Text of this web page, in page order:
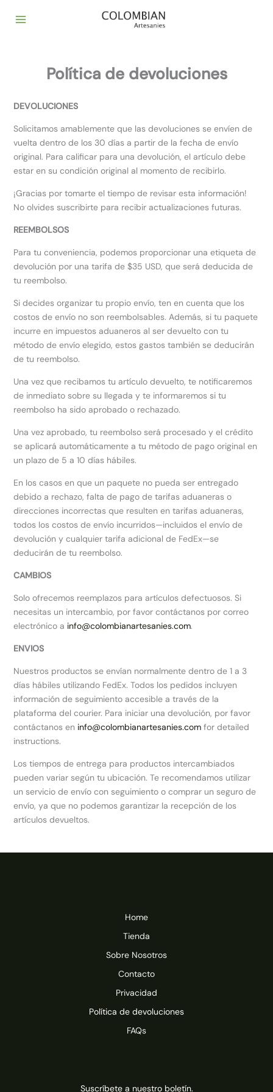
Política de devoluciones
DEVOLUCIONES
Solicitamos amablemente que las devoluciones se envíen de
vuelta dentro de los 30 días a partir de la fecha de envío
original. Para calificar para una devolución, el artículo debe
estar en su condición original al momento de recibirlo.
¡Gracias por tomarte el tiempo de revisar esta información!
No olvides suscribirte para recibir actualizaciones futuras.
REEMBOLSOS
Para tu conveniencia, podemos proporcionar una etiqueta de
devolución por una tarifa de $35 USD, que será deducida de
tu reembolso.
Si decides organizar tu propio envío, ten en cuenta que los
costos de envío no son reembolsables. Además, si tu paquete
incurre en impuestos aduaneros al ser devuelto con tu
método de envío elegido, estos gastos también se deducirán
de tu reembolso.
Una vez que recibamos tu artículo devuelto, te notificaremos
de inmediato sobre su llegada y te informaremos si tu
reembolso ha sido aprobado o rechazado.
Una vez aprobado, tu reembolso será procesado y el crédito
se aplicará automáticamente a tu método de pago original en
un plazo de 5 a 10 días hábiles.
En los casos en que un paquete no pueda ser entregado
debido a rechazo, falta de pago de tarifas aduaneras o
direcciones incorrectas que resulten en tarifas aduaneras,
todos los costos de envío incurridos—incluidos el envío de
devolución y cualquier tarifa adicional de FedEx—se
deducirán de tu reembolso.
CAMBIOS
Solo ofrecemos reemplazos para artículos defectuosos. Si
necesitas un intercambio, por favor contáctanos por correo
electrónico a info@colombianartesanies.com.
ENVIOS
Nuestros productos se envían normalmente dentro de 1 a 3
días hábiles utilizando FedEx. Todos los pedidos incluyen
información de seguimiento accesible a través de la
plataforma del courier. Para iniciar una devolución, por favor
contáctanos en info@colombianartesanies.comfor detailed
instructions.
Los tiempos de entrega para productos intercambiados
pueden variar según tu ubicación. Te recomendamos utilizar
un servicio de envío con seguimiento o comprar un seguro de
envío, ya que no podemos garantizar la recepción de los
artículos devueltos.
Home
Tienda
Sobre Nosotros
Contacto
Privacidad
Política de devoluciones
FAQs
Suscríbete a nuestro boletín.